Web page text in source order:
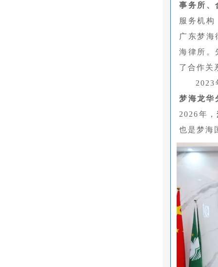
事务所、
服务机构
广东梦海
海律所。
了合作关
2023
梦海龙华
2026年，
也是梦海